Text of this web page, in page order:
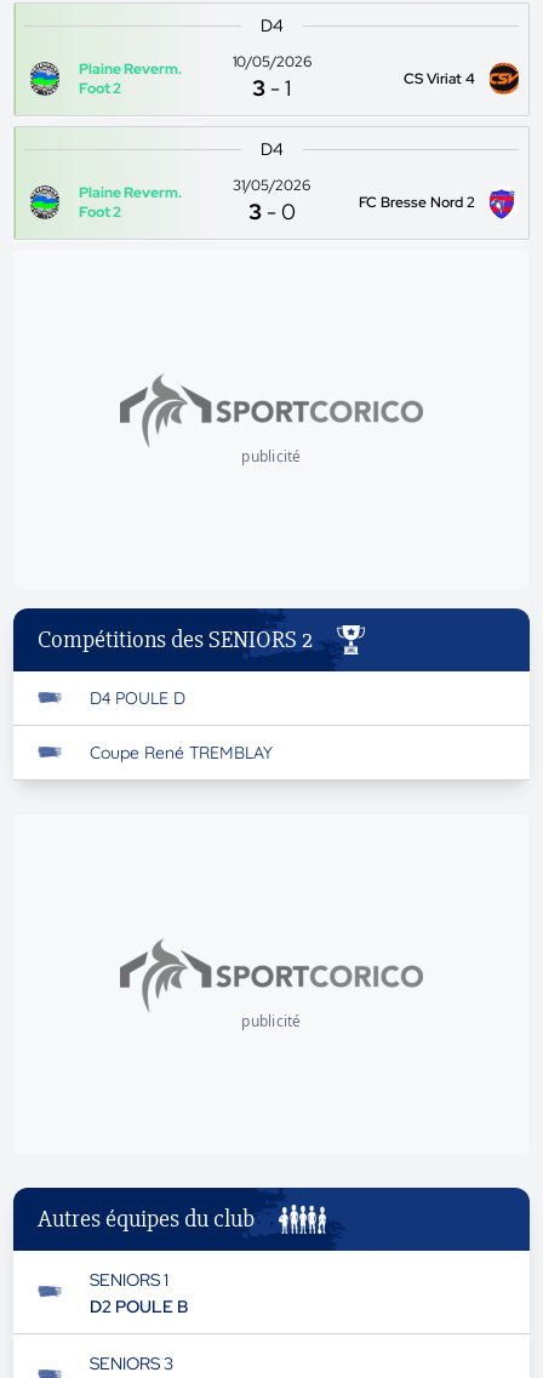
D4
Plaine Reverm.
Foot 2
10/05/2026
3 -1 CS Viriat 4
D4
Plaine Reverm.
Foot 2
31/05/2026
3 -0 FC Bresse Nord 2
publicité
Compétitions des SENIORS 2
D4 POULE D
Coupe René TREMBLAY
publicité
Autres équipes du club
SENIORS 1
D2 POULE B
SENIORS 3